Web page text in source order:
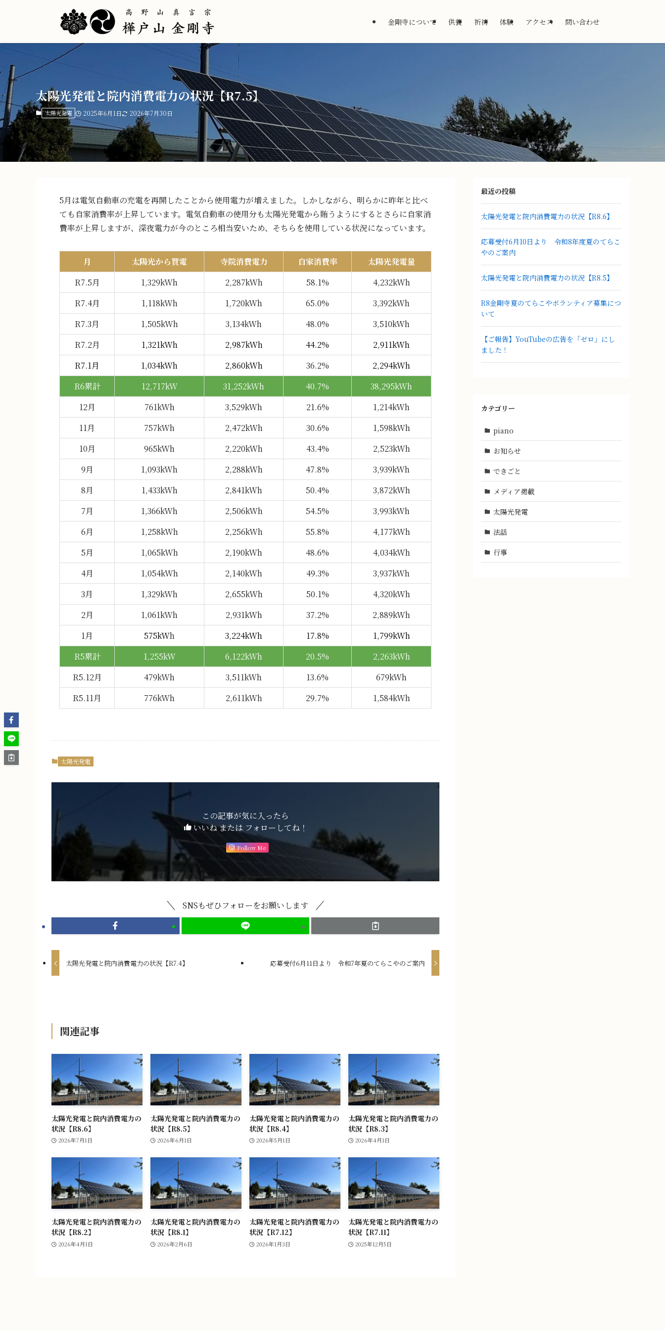
金剛寺について 供養 祈祷 体験 アクセス 問い合わせ
太陽光発電と院内消費電力の状況【R7.5】
太陽光発電 2025年6月1日 2026年7月30日
5月は電気自動車の充電を再開したことから使用電力が増えました。しかしながら、明らかに昨年と比べ
ても自家消費率が上昇しています。電気自動車の使用分も太陽光発電から賄うようにするとさらに自家消
費率が上昇しますが、深夜電力が今のところ相当安いため、そちらを使用している状況になっています。
月 太陽光から買電 寺院消費電力 自家消費率
太陽光発電量
R7.5月
1,329kWh 2,287kWh 58.1%
4,232kWh
R7.4月
1,118kWh 1,720kWh 65.0%
3,392kWh
R7.3月
1,505kWh 3,134kWh 48.0%
3,510kWh
R7.2月
1,321kWh 2,987kWh 44.2%
2,911kWh
R7.1月
1,034kWh 2,860kWh 36.2%
2,294kWh
R6累計 12,717kW 31,252kWh 40.7%
38,295kWh
12月
761kWh 3,529kWh 21.6%
1,214kWh
11月
757kWh 2,472kWh 30.6%
1,598kWh
10月
965kWh 2,220kWh 43.4%
2,523kWh
9月
1,093kWh 2,288kWh 47.8%
3,939kWh
8月
1,433kWh 2,841kWh 50.4%
3,872kWh
7月
1,366kWh 2,506kWh 54.5%
3,993kWh
6月
1,258kWh 2,256kWh 55.8%
4,177kWh
5月
1,065kWh 2,190kWh 48.6%
4,034kWh
4月
1,054kWh 2,140kWh 49.3%
3,937kWh
3月
1,329kWh 2,655kWh 50.1%
4,320kWh
2月
1,061kWh 2,931kWh 37.2%
2,889kWh
1月
575kWh 3,224kWh 17.8%
1,799kWh
R5累計 1,255kW 6,122kWh 20.5%
2,263kWh
R5.12月
479kWh 3,511kWh 13.6%
679kWh
R5.11月
776kWh 2,611kWh 29.7% 1,584kWh
太陽光発電
この記事が気に入ったら
いいね または フォローしてね！
Follow Me
SNSもぜひフォローをお願いします
太陽光発電と院内消費電力の状況【R7.4】 応募受付6月11日より 令和7年夏のてらこやのご案内
関連記事
太陽光発電と院内消費電力の
状況【R8.6】
2026年7月1日
太陽光発電と院内消費電力の
状況【R8.5】
2026年6月1日
太陽光発電と院内消費電力の
状況【R8.4】
2026年5月1日
太陽光発電と院内消費電力の
状況【R8.3】
2026年4月1日
太陽光発電と院内消費電力の
状況【R8.2】
2026年4月1日
太陽光発電と院内消費電力の
状況【R8.1】
2026年2月6日
太陽光発電と院内消費電力の
状況【R7.12】
2026年1月3日
太陽光発電と院内消費電力の
状況【R7.11】
2025年12月5日
最近の投稿
太陽光発電と院内消費電力の状況【R8.6】
応募受付6月10日より 令和8年度夏のてらこ
やのご案内
太陽光発電と院内消費電力の状況【R8.5】
R8金剛寺夏のてらこやボランティア募集につ
いて
【ご報告】YouTubeの広告を「ゼロ」にし
ました！
カテゴリー
piano
お知らせ
できごと
メディア掲載
太陽光発電
法話
行事